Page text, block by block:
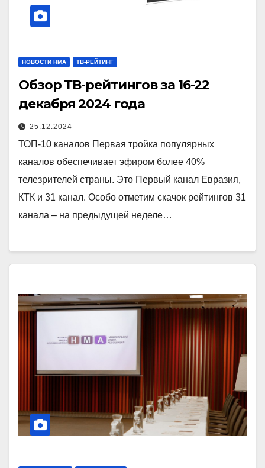
НОВОСТИ НМА ТВ-РЕЙТИНГ
Обзор ТВ-рейтингов за 16-22
декабря 2024 года
25.12.2024
ТОП-10 каналов Первая тройка популярных
каналов обеспечивает эфиром более 40%
телезрителей страны. Это Первый канал Евразия,
КТК и 31 канал. Особо отметим скачок рейтингов 31
канала – на предыдущей неделе…